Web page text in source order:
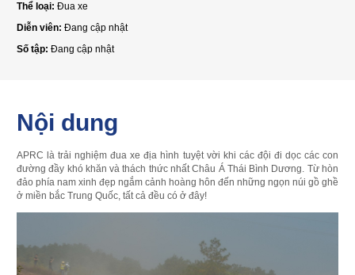
Thể loại: Đua xe
Diễn viên: Đang cập nhật
Số tập: Đang cập nhật
Nội dung
APRC là trải nghiệm đua xe địa hình tuyệt vời khi các đội đi dọc các con
đường đầy khó khăn và thách thức nhất Châu Á Thái Bình Dương. Từ hòn
đảo phía nam xinh đẹp ngắm cảnh hoàng hôn đến những ngọn núi gồ ghề
ở miền bắc Trung Quốc, tất cả đều có ở đây!